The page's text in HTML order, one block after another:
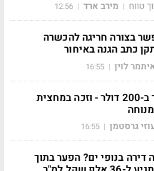
טווח | מירב ארד |
12:56
בצורה חריגה להכשרה
כתב הגנה באיחור
לוין |
16:55
שכר חדר ב-200 דולר - וזכה במחצית
גרסטמן |
16:55
דירה בנופי ים? הפער בתוך